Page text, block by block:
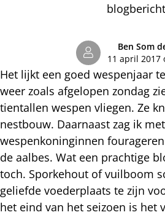
Ben Som
11 april 2017
Het lijkt een goed wespenjaar
weer zoals afgelopen zondag
tientallen wespen vliegen. Ze
nestbouw. Daarnaast zag ik
wespenkoninginnen
de aalbes. Wat een prachtige
toch. Sporkehout of vuilboom
geliefde voederplaats te zijn
het eind van het seizoen is het